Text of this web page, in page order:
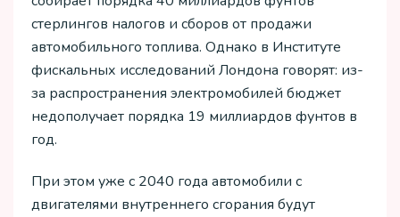
стерлингов налогов и сборов от продажи
автомобильного топлива. Однако в Институте
фискальных исследований Лондона говорят: из-
за распространения электромобилей бюджет
недополучает порядка 19 миллиардов фунтов в
год.
При этом уже с 2040 года автомобили с
двигателями внутреннего сгорания будут